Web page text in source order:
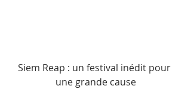
Siem Reap : un festival inédit pour
une grande cause